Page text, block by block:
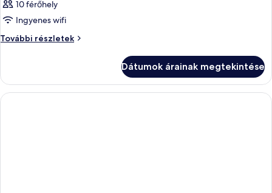
10 férőhely
Ingyenes wifi
További részletek
Szoba
Dátumok árainak megtekintése